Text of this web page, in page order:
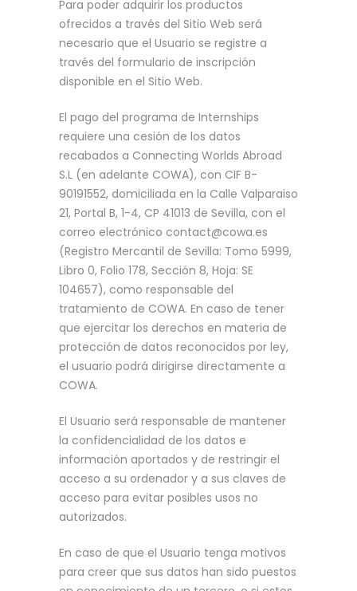
Para poder adquirir los productos
ofrecidos a través del Sitio Web será
necesario que el Usuario se registre a
través del formulario de inscripción
disponible en el Sitio Web.
El pago del programa de Internships
requiere una cesión de los datos
recabados a Connecting Worlds Abroad
S.L (en adelante COWA), con CIF B-
90191552, domiciliada en la Calle Valparaiso
21, Portal B, 1-4, CP 41013 de Sevilla, con el
correo electrónico contact@cowa.es
(Registro Mercantil de Sevilla: Tomo 5999,
Libro 0, Folio 178, Sección 8, Hoja: SE
104657), como responsable del
tratamiento de COWA. En caso de tener
que ejercitar los derechos en materia de
protección de datos reconocidos por ley,
el usuario podrá dirigirse directamente a
COWA.
El Usuario será responsable de mantener
la confidencialidad de los datos e
información aportados y de restringir el
acceso a su ordenador y a sus claves de
acceso para evitar posibles usos no
autorizados.
En caso de que el Usuario tenga motivos
para creer que sus datos han sido puestos